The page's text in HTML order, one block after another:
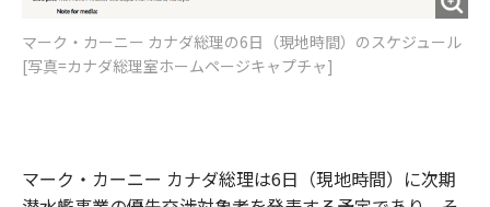
マーク・カーニー カナダ総理の6日（現地時間）のスケジュール
[写真=カナダ総理室ホームページキャプチャ]
マーク・カーニー カナダ総理は6日（現地時間）に次期